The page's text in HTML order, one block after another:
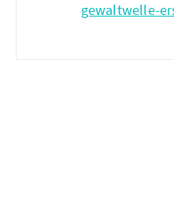
gewaltwelle-